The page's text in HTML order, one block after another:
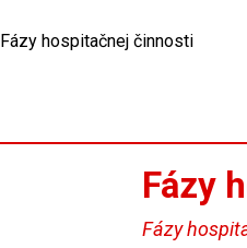
Fázy hospitačnej činnosti
Fázy
Fázy